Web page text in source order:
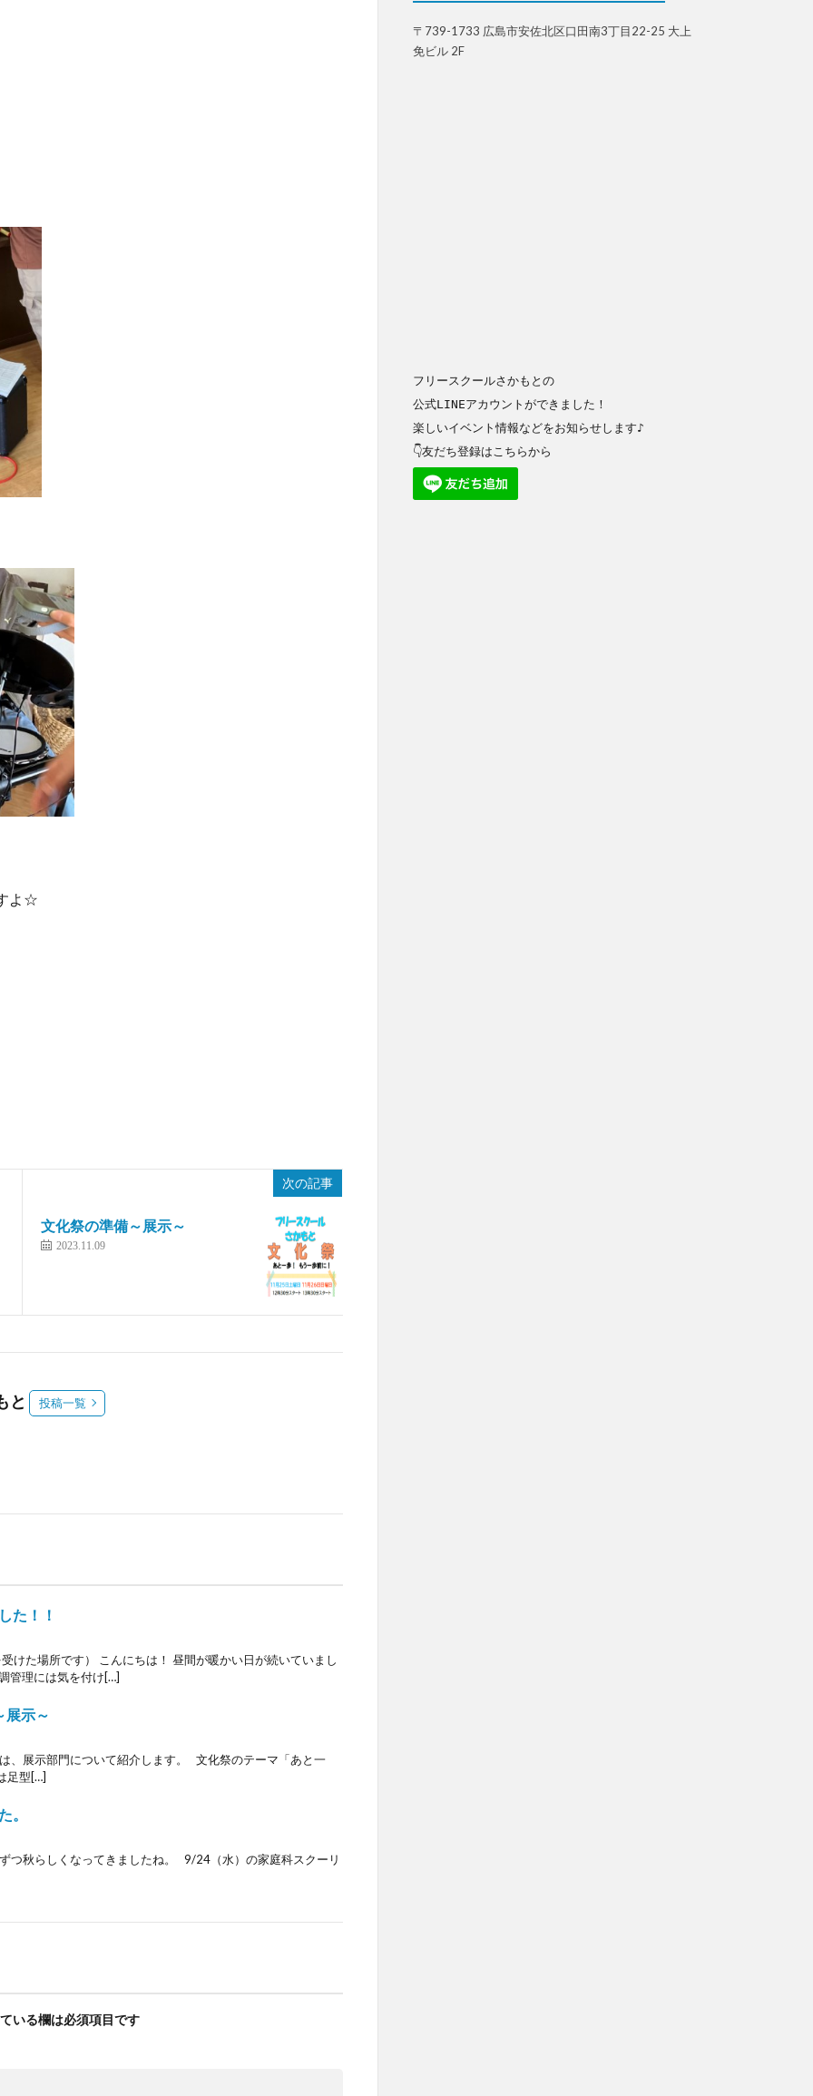
よ☆
次の記事
文化祭の準備～展示～
2023.11.09
と 投稿一覧
た！！
けた場所です） こんにちは！ 昼間が暖かい日が続いていまし
管理には気を付け[…]
示～
、展示部門について紹介します。 文化祭のテーマ「あと一
足型[…]
。
つ秋らしくなってきましたね。 9/24（水）の家庭科スクーリ
いる欄は必須項目です
〒739-1733 広島市安佐北区口田南3丁目22-25 大上
免ビル 2F
フリースクールさかもとの
公式LINEアカウントができました！
楽しいイベント情報などをお知らせします♪
👇友だち登録はこちらから